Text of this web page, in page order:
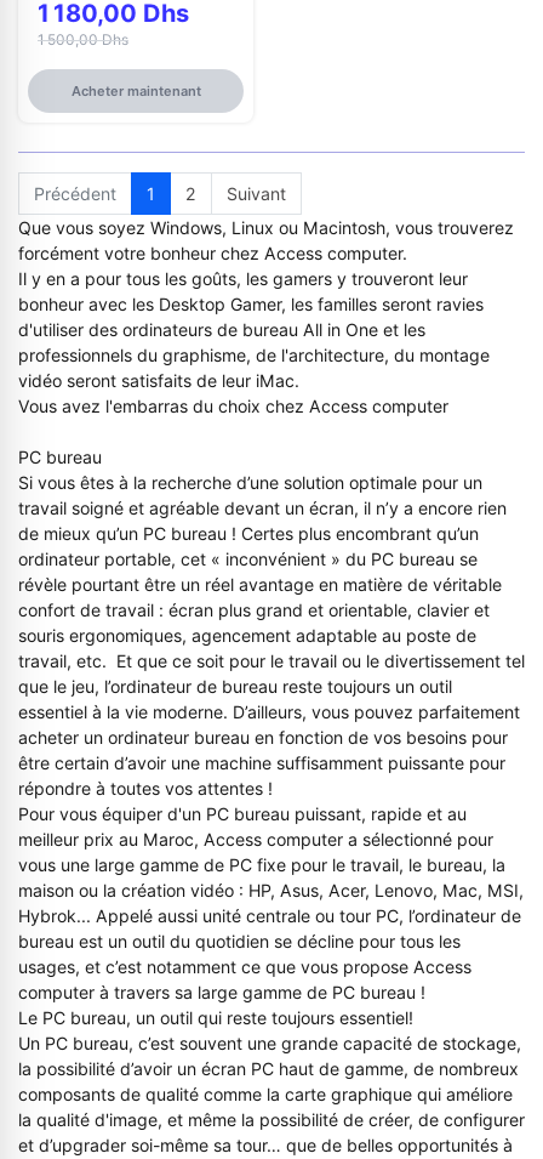
1 180,00 Dhs
1 500,00 Dhs
Acheter maintenant
Précédent 1 2
Suivant
Que vous soyez Windows, Linux ou Macintosh, vous trouverez
forcément votre bonheur chez Access computer.
Il y en a pour tous les goûts, les gamers y trouveront leur
bonheur avec les Desktop Gamer, les familles seront ravies
d'utiliser des ordinateurs de bureau All in One et les
professionnels du graphisme, de l'architecture, du montage
vidéo seront satisfaits de leur iMac.
Vous avez l'embarras du choix chez Access computer
PC bureau
Si vous êtes à la recherche d’une solution optimale pour un
travail soigné et agréable devant un écran, il n’y a encore rien
de mieux qu’un PC bureau ! Certes plus encombrant qu’un
ordinateur portable, cet « inconvénient » du PC bureau se
révèle pourtant être un réel avantage en matière de véritable
confort de travail : écran plus grand et orientable, clavier et
souris ergonomiques, agencement adaptable au poste de
travail, etc. Et que ce soit pour le travail ou le divertissement tel
que le jeu, l’ordinateur de bureau reste toujours un outil
essentiel à la vie moderne. D’ailleurs, vous pouvez parfaitement
acheter un ordinateur bureau en fonction de vos besoins pour
être certain d’avoir une machine suffisamment puissante pour
répondre à toutes vos attentes !
Pour vous équiper d'un PC bureau puissant, rapide et au
meilleur prix au Maroc, Access computer a sélectionné pour
vous une large gamme de PC fixe pour le travail, le bureau, la
maison ou la création vidéo : HP, Asus, Acer, Lenovo, Mac, MSI,
Hybrok... Appelé aussi unité centrale ou tour PC, l’ordinateur de
bureau est un outil du quotidien se décline pour tous les
usages, et c’est notamment ce que vous propose Access
computer à travers sa large gamme de PC bureau !
Le PC bureau, un outil qui reste toujours essentiel!
Un PC bureau, c’est souvent une grande capacité de stockage,
la possibilité d’avoir un écran PC haut de gamme, de nombreux
composants de qualité comme la carte graphique qui améliore
la qualité d'image, et même la possibilité de créer, de configurer
et d’upgrader soi-même sa tour… que de belles opportunités à